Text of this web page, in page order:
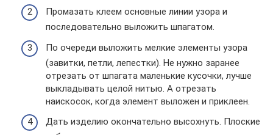
Промазать клеем основные линии узора и
последовательно выложить шпагатом.
По очереди выложить мелкие элементы узора
(завитки, петли, лепестки). Не нужно заранее
отрезать от шпагата маленькие кусочки, лучше
выкладывать целой нитью. А отрезать
наискосок, когда элемент выложен и приклеен.
Дать изделию окончательно высохнуть. Плоские